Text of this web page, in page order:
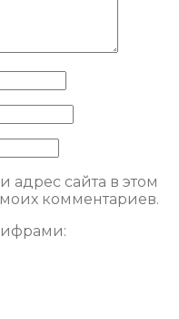
адрес сайта в этом
комментариев.